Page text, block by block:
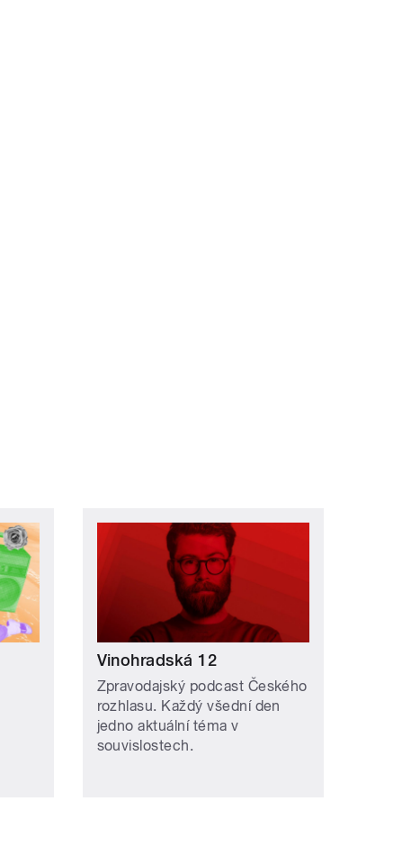
Vinohradská 12
Zpravodajský podcast Českého
rozhlasu. Každý všední den
jedno aktuální téma v
souvislostech.